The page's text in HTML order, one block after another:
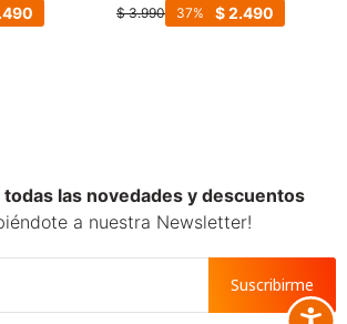
$ 3.990 $2.490
37
todas las novedades y descuentos
a nuestra Newsletter!
Suscribirme